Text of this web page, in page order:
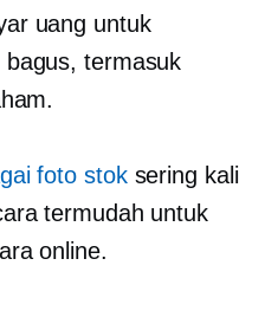
uang untuk
termasuk
foto stoksering kali
termudah untuk
online.